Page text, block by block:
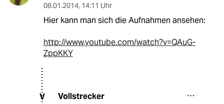
08.01.2014, 14:11 Uhr
Hier kann man sich die Aufnahmen ansehen:
http://www.youtube.com/watch?v=QAuG-
ZppKKY
V Vollstrecker